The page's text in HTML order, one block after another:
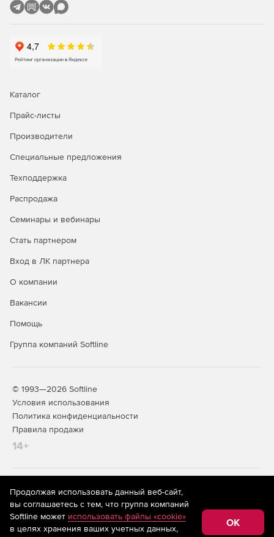
Удобство администрирования
повседневных задач, продвинутый мониторинг и
инструменты контроля нагрузки.​
повреждений данных, инкрементное резервное
переразвертки.​
обеспечения, соответствует требованиям российского
законодательства, доступна версия с сертификацией
Каталог
Прайс-листы
Производители
Специальные предложения
Техподдержка
Распродажа
Семинары и вебинары
Стать партнером
Вход в ЛК партнера
О компании
Вакансии
Помощь
Группа компаний Softline
© 1993—2026 Softline
Условия использования
Политика конфиденциальности
Правила продажи
14+
На информационном ресурсе store.softline.ru применяются
рекомендательные технологии
(информационные технологии
предоставления информации на основе сбора,
систематизации и анализа сведений, относящихся к
предпочтениям пользователей сети «Интернет»,
Продолжая использовать данный веб-сайт,
вы соглашаетесь с тем, что группа компаний
Softline может использовать файлы «cookie»
в целях хранения ваших учетных данных,
OK